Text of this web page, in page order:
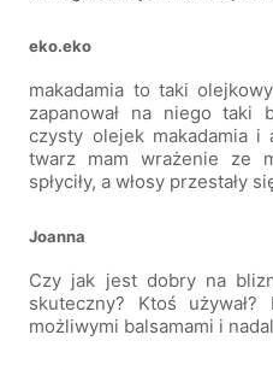
eko.eko
makadamia to taki
zapanował na niego taki
czysty olejek makadamia
twarz mam wrażenie ze
spłyciły, a włosy przestały
Joanna
Czy jak jest dobry na
skuteczny? Ktoś
możliwymi balsamami i